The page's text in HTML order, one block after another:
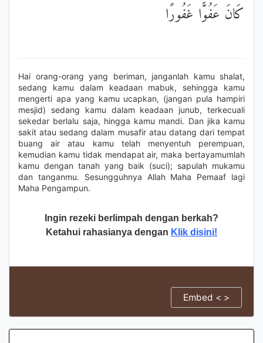
كَانَ عَفُوًّا غَفُورًا
Hai orang-orang yang beriman, janganlah kamu shalat,
sedang kamu dalam keadaan mabuk, sehingga kamu
mengerti apa yang kamu ucapkan, (jangan pula hampiri
mesjid) sedang kamu dalam keadaan junub, terkecuali
sekedar berlalu saja, hingga kamu mandi. Dan jika kamu
sakit atau sedang dalam musafir atau datang dari tempat
buang air atau kamu telah menyentuh perempuan,
kemudian kamu tidak mendapat air, maka bertayamumlah
kamu dengan tanah yang baik (suci); sapulah mukamu
dan tanganmu. Sesungguhnya Allah Maha Pemaaf lagi
Maha Pengampun.
Ingin rezeki berlimpah dengan berkah?
Ketahui rahasianya dengan Klik disini!
Embed < >